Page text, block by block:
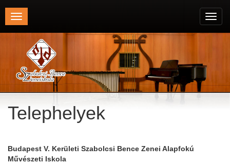
Toggle
navigation
Telephelyek
Budapest V. Kerületi Szabolcsi Bence Zenei Alapfokú
Művészeti Iskola